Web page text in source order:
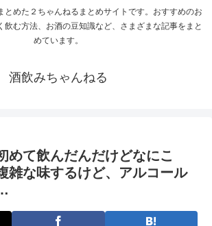
とめた２ちゃんねるまとめサイトです。おすすめのお
飲む方法、お酒の豆知識など、さまざまな記事をまと
めています。
酒飲みちゃんねる
めて飲んだんだけどなにこ
雑な味するけど、アルコール